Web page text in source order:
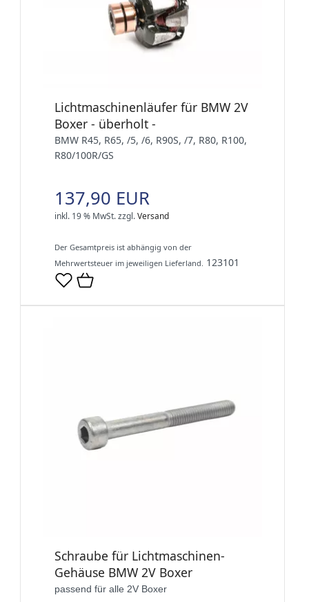
Lichtmaschinenläufer für BMW 2V
Boxer - überholt -
BMW R45, R65, /5, /6, R90S, /7, R80, R100,
R80/100R/GS
137,90 EUR
inkl. 19 % MwSt.zzgl.Versand
Der Gesamtpreis ist abhängig von der
Mehrwertsteuer im jeweiligen Lieferland. 123101
Schraube für Lichtmaschinen-
Gehäuse BMW 2V Boxer
passend für alle 2V Boxer